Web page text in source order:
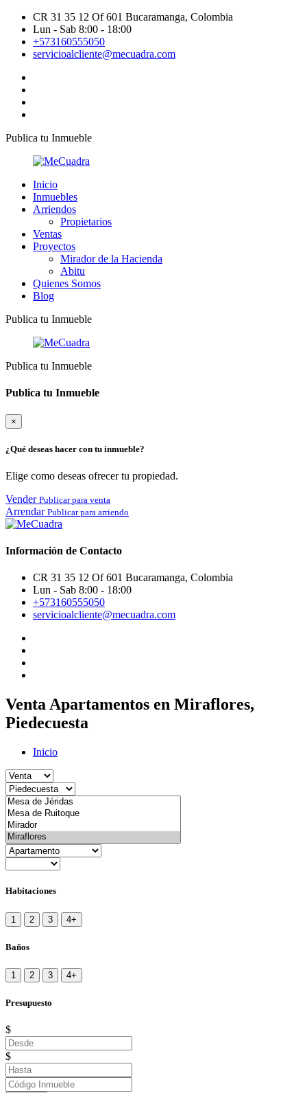
CR 31 35 12 Of 601 Bucaramanga, Colombia
Lun - Sab 8:00 - 18:00
+573160555050
servicioalcliente@mecuadra.com
Publica tu Inmueble
Inicio
Inmuebles
Arriendos
Propietarios
Ventas
Proyectos
Mirador de la Hacienda
Abitu
Quienes Somos
Blog
Publica tu Inmueble
Publica tu Inmueble
Publica tu Inmueble
×
¿Qué deseas hacer con tu inmueble?
Elige como deseas ofrecer tu propiedad.
Vender Publicar para venta
Arrendar Publicar para arriendo
Información de Contacto
CR 31 35 12 Of 601 Bucaramanga, Colombia
Lun - Sab 8:00 - 18:00
+573160555050
servicioalcliente@mecuadra.com
Venta Apartamentos en Miraflores,
Piedecuesta
Inicio
Habitaciones
1 2 3 4+
Baños
1 2 3 4+
Presupuesto
$
$